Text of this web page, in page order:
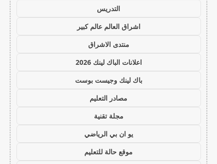
التدريس
اشراق العالم عالم كبير
منتدى الاشراق
اعلانات الباك لينك 2026
باك لينك وجيست بوست
مصادر التعليم
مجلة تقنية
يو ان بي الرياضي
موقع حالة للتعليم